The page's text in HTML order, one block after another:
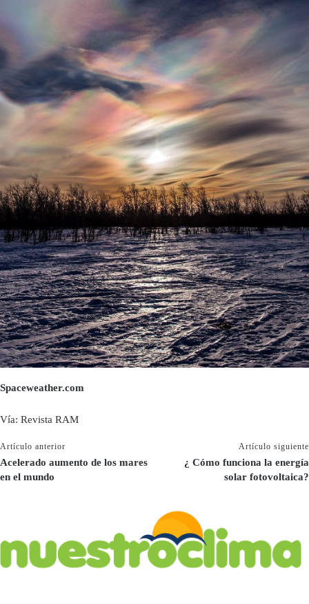
Spaceweather.com
Vía: Revista RAM
Artículo anterior
Acelerado aumento de los mares
en el mundo
Artículo siguiente
¿ Cómo funciona la energía
solar fotovoltaica?